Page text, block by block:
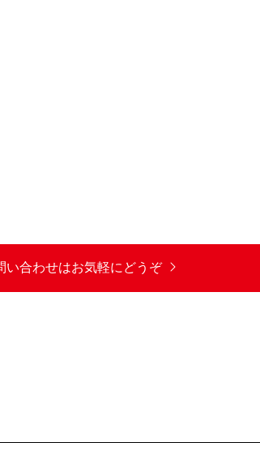
い合わせはお気軽にどうぞ